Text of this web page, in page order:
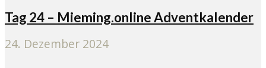
Tag 24 – Mieming.online Adventkalender
24. Dezember 2024